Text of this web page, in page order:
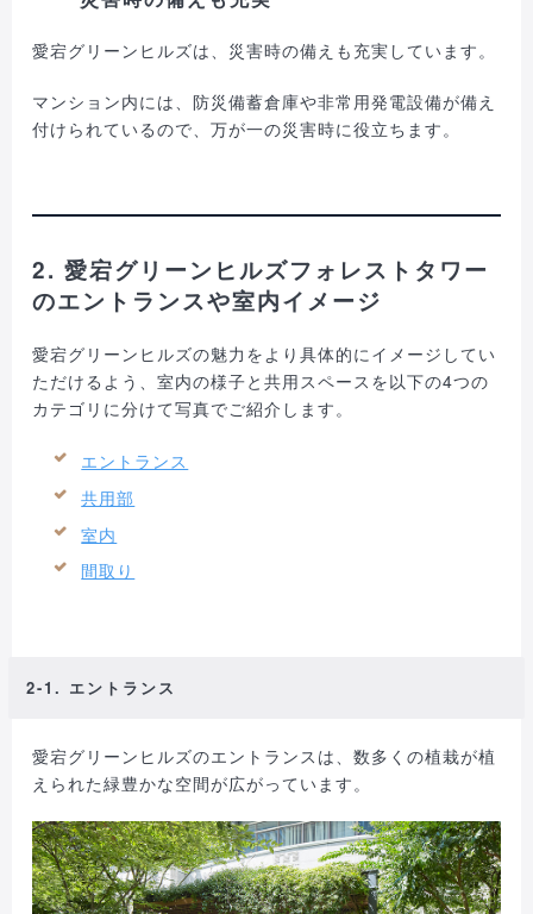
愛宕グリーンヒルズは、災害時の備えも充実しています。
マンション内には、防災備蓄倉庫や非常用発電設備が備え
付けられているので、万が一の災害時に役立ちます。
2. 愛宕グリーンヒルズフォレストタワー
のエントランスや室内イメージ
愛宕グリーンヒルズの魅力をより具体的にイメージしてい
ただけるよう、室内の様子と共用スペースを以下の4つの
カテゴリに分けて写真でご紹介します。
エントランス
共用部
室内
間取り
2-1. エントランス
愛宕グリーンヒルズのエントランスは、数多くの植栽が植
えられた緑豊かな空間が広がっています。